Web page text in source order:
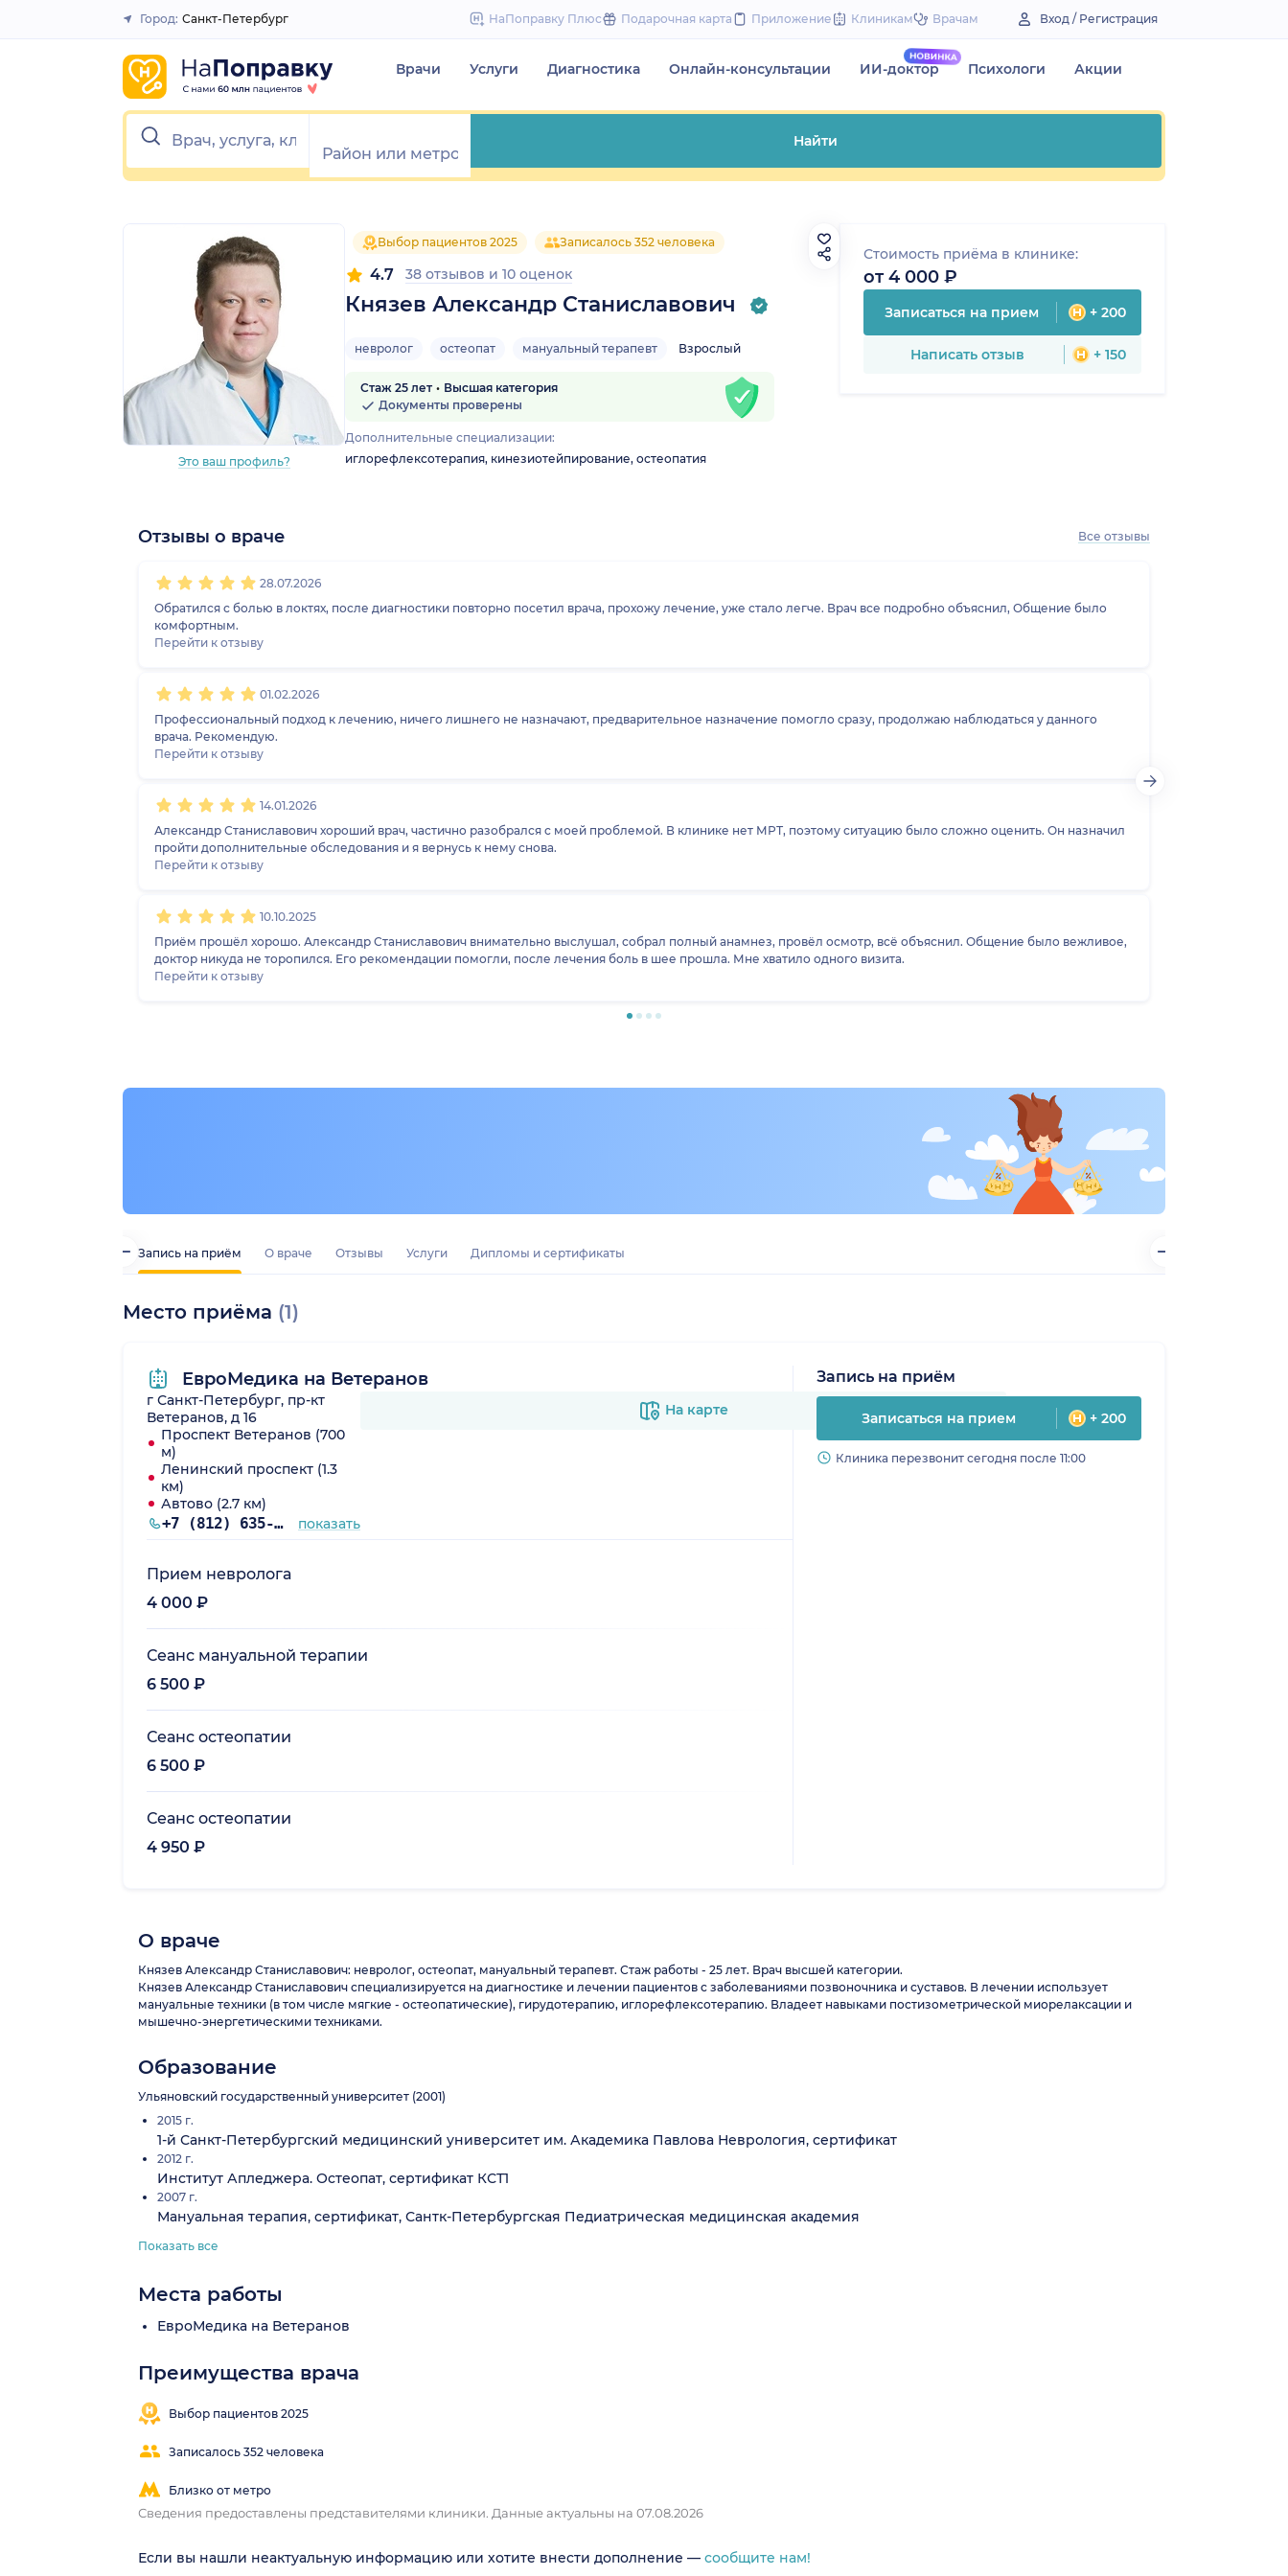
to
Закрыть
Город: Санкт-Петербург НаПоправку Плюс Подарочная карта Приложение Клиникам Врачам Вход / Регистрация
Врачи Услуги Диагностика Онлайн-консультации ИИ-доктор Психологи Акции
Найти
Это ваш профиль?
Выбор пациентов 2025 Записалось 352 человека
Князев Александр Станиславович
4.7 38 отзывов и 10 оценок
невролог остеопат мануальный терапевт Взрослый
Стаж 25 лет
Высшая категория
Документы проверены
Дополнительные специализации:
иглорефлексотерапия, кинезиотейпирование, остеопатия
Стоимость приёма в клинике:
от 4 000 ₽
Записаться на прием + 200
Написать отзыв + 150
Запись на приём О враче Отзывы Услуги Дипломы и сертификаты
Место приёма (1)
ЕвроМедика на Ветеранов
г Санкт-Петербург, пр-кт
Ветеранов, д 16
Проспект Ветеранов (700
м)
Ленинский проспект (1.3
км)
Автово (2.7 км)
+7 (812) 635-10-38 показать
На карте
Прием невролога
4 000 ₽
Сеанс мануальной терапии
6 500 ₽
Сеанс остеопатии
6 500 ₽
Сеанс остеопатии
4 950 ₽
Запись на приём
Записаться на прием + 200
Клиника перезвонит сегодня после 11:00
Отзывы о враче Все отзывы
28.07.2026
Обратился с болью в локтях, после диагностики повторно посетил врача, прохожу лечение, уже стало легче. Врач все подробно объяснил, Общение было
комфортным.
Перейти к отзыву
01.02.2026
Профессиональный подход к лечению, ничего лишнего не назначают, предварительное назначение помогло сразу, продолжаю наблюдаться у данного
врача. Рекомендую.
Перейти к отзыву
14.01.2026
Александр Станиславович хороший врач, частично разобрался с моей проблемой. В клинике нет МРТ, поэтому ситуацию было сложно оценить. Он назначил
пройти дополнительные обследования и я вернусь к нему снова.
Перейти к отзыву
10.10.2025
Приём прошёл хорошо. Александр Станиславович внимательно выслушал, собрал полный анамнез, провёл осмотр, всё объяснил. Общение было вежливое,
доктор никуда не торопился. Его рекомендации помогли, после лечения боль в шее прошла. Мне хватило одного визита.
Перейти к отзыву
О враче
Князев Александр Станиславович: невролог, остеопат, мануальный терапевт. Стаж работы - 25 лет. Врач высшей категории.
Князев Александр Станиславович специализируется на диагностике и лечении пациентов с заболеваниями позвоночника и суставов. В лечении использует
мануальные техники (в том числе мягкие - остеопатические), гирудотерапию, иглорефлексотерапию. Владеет навыками постизометрической миорелаксации и
мышечно-энергетическими техниками.
Образование
Ульяновский государственный университет (2001)
2015 г.
1-й Санкт-Петербургский медицинский университет им. Академика Павлова Неврология, сертификат
2012 г.
Институт Апледжера. Остеопат, сертификат КСТ1
2007 г.
Мануальная терапия, сертификат, Сантк-Петербургская Педиатрическая медицинская академия
Показать все
Места работы
ЕвроМедика на Ветеранов
Преимущества врача
Выбор пациентов 2025
Записалось 352 человека
Близко от метро
Сведения предоставлены представителями клиники. Данные актуальны на 07.08.2026
Если вы нашли неактуальную информацию или хотите внести дополнение — сообщите нам!